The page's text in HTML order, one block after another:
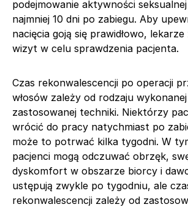
podejmowanie aktywności
najmniej 10 dni po zabiegu. Aby
nacięcia goją się prawidłowo,
wizyt w celu sprawdzenia pacjenta.
Czas rekonwalescencji po operacji
włosów zależy od rodzaju
zastosowanej techniki. Niektórzy
wrócić do pracy natychmiast po
może to potrwać kilka tygodni. W
pacjenci mogą odczuwać obrzęk,
dyskomfort w obszarze biorcy i
ustępują zwykle po tygodniu, ale
rekonwalescencji zależy od